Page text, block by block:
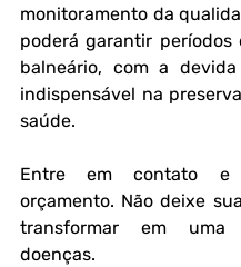
monitoramento da
poderá garantir períodos
balneário, com a devida
indispensável na
saúde.
Entre em contato
orçamento. Não deixe
transformar em
doenças.